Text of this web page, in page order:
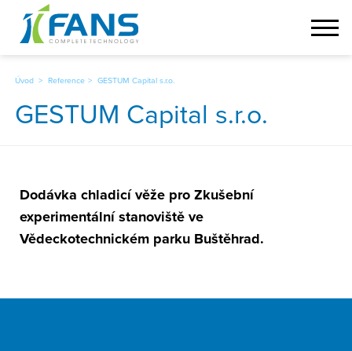
Úvod Reference GESTUM Capital s.r.o.
GESTUM Capital s.r.o.
Dodávka chladicí věže pro Zkušební
experimentální stanoviště ve
Vědeckotechnickém parku Buštěhrad.